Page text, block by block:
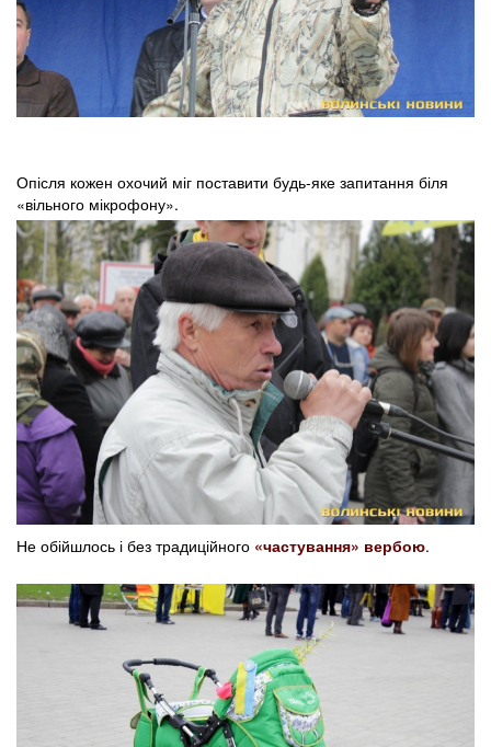
Опісля кожен охочий міг поставити будь-яке запитання біля
«вільного мікрофону».
Не обійшлось і без традиційного «частування» вербою.